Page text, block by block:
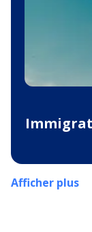
Afficher plus